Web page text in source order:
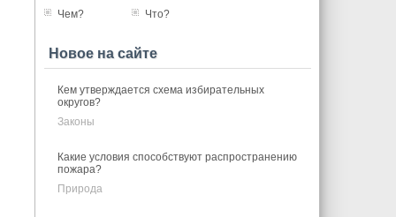
Чем?
Что?
Новое на сайте
Кем утверждается схема избирательных
округов?
Законы
Какие условия способствуют распространению
пожара?
Природа